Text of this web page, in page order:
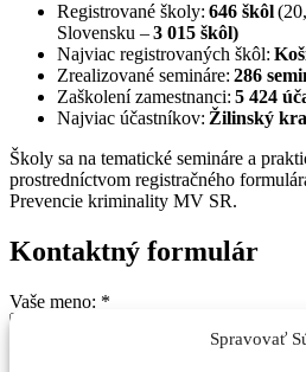
Spravovať
Registrované školy: 646 škôl
Slovensku –3 015 škôl)
Najviac registrovaných škôl:
Zrealizované semináre: 286
Zaškolení zamestnanci: 5 424
Najviac účastníkov: Žilinský
Školy sa na tematické semináre a
prostredníctvom registračného
Prevencie kriminality MV SR.
Kontaktný formulár
Vaše meno: *